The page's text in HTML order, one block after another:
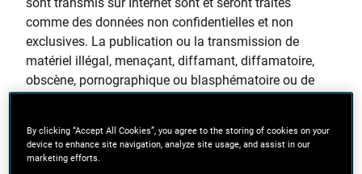
comme des données non confidentielles et non
exclusives. La publication ou la transmission de
matériel illégal, menaçant, diffamant, diffamatoire,
obscène, pornographique ou blasphématoire ou de
tout matériel qui pourrait constituer ou encourager une
pénale ou une violation d'une quelconque loi est
interdite. Nous nous réservons le droit de surveiller les
By clicking “Accept All Cookies”, you agree to the storing of cookies on your
device to enhance site navigation, analyze site usage, and assist in our
marketing efforts.